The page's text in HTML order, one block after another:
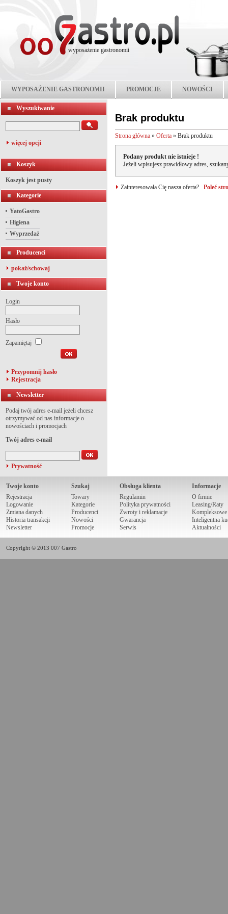
wyposażenie gastronomii
WYPOSAŻENIE GASTRONOMII PROMOCJE NOWOŚCI
Wyszukiwanie
więcej opcji
Koszyk
Koszyk jest pusty
Kategorie
YatoGastro
Higiena
Wyprzedaż
Producenci
pokaż/schowaj
Twoje konto
Login
Hasło
Zapamiętaj
Przypomnij hasło
Rejestracja
Newsletter
Podaj twój adres e-mail jeżeli chcesz
otrzymywać od nas informacje o
nowościach i promocjach
Twój adres e-mail
Prywatność
Brak produktu
Strona główna » Oferta » Brak produktu
Podany produkt nie istnieje !
Jeżeli wpisujesz prawidłowy adres,
Zainteresowała Cię nasza oferta? Poleć
Twoje konto
Rejestracja
Logowanie
Zmiana danych
Historia transakcji
Newsletter
Szukaj
Towary
Kategorie
Producenci
Nowości
Promocje
Obsługa klienta
Regulamin
Polityka prywatności
Zwroty i reklamacje
Gwarancja
Serwis
Informacje
O firmie
Leasing/Raty
Kompleksowe
Inteligentna
Aktualności
Copyright © 2013 007 Gastro